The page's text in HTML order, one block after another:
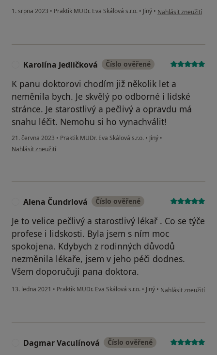
1. srpna 2023 • Praktik MUDr. Eva Skálová s.r.o. • Jiný • podle názoru
Nahlásit zneužití
Karolína Jedličková Číslo ověřené
K panu doktorovi chodím již několik let a
neměnila bych. Je skvělý po odborné i lidské
stránce. Je starostlivý a pečlivý a opravdu má
snahu léčit. Nemohu si ho vynachválit!
21. června 2023 • Praktik MUDr. Eva Skálová s.r.o. • Jiný •
podle názoru uživatele Karolína Jedličková
Nahlásit zneužití
Alena Čundrlová Číslo ověřené
Je to velice pečlivý a starostlivý lékař . Co se týče
profese i lidskosti. Byla jsem s ním moc
spokojena. Kdybych z rodinných důvodů
nezměnila lékaře, jsem v jeho péči dodnes.
Všem doporučuji pana doktora.
13. ledna 2021 • Praktik MUDr. Eva Skálová s.r.o. • Jiný • podle názoru
Nahlásit zneužití
Dagmar Vaculínová Číslo ověřené